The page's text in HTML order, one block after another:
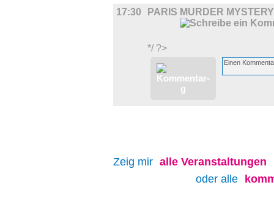
17:30 PARIS MURDER MYSTERY
*/ ?>
Zeig mir alle Veranstaltungen
oder alle